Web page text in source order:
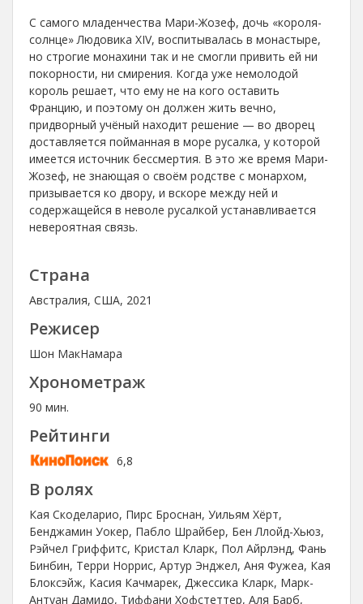
С самого младенчества Мари-Жозеф, дочь «короля-
солнце» Людовика XIV, воспитывалась в монастыре,
но строгие монахини так и не смогли привить ей ни
покорности, ни смирения. Когда уже немолодой
король решает, что ему не на кого оставить
Францию, и поэтому он должен жить вечно,
придворный учёный находит решение — во дворец
доставляется пойманная в море русалка, у которой
имеется источник бессмертия. В это же время Мари-
Жозеф, не знающая о своём родстве с монархом,
призывается ко двору, и вскоре между ней и
содержащейся в неволе русалкой устанавливается
невероятная связь.
Страна
Австралия, США, 2021
Режисер
Шон МакНамара
Хронометраж
90 мин.
Рейтинги
6,8
В ролях
Кая Скоделарио, Пирс Броснан, Уильям Хёрт,
Бенджамин Уокер, Пабло Шрайбер, Бен Ллойд-Хьюз,
Рэйчел Гриффитс, Кристал Кларк, Пол Айрлэнд, Фань
Бинбин, Терри Норрис, Артур Энджел, Аня Фужеа, Кая
Блоксэйж, Касия Качмарек, Джессика Кларк, Марк-
Антуан Дамидо, Тиффани Хофстеттер, Аля Барб,